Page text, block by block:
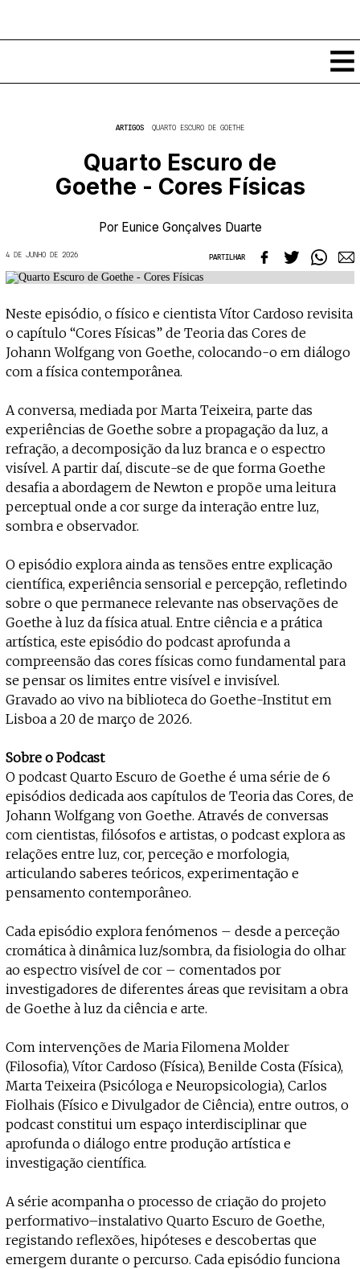
Classificados
Ver todos
Espetáculos
Por Localidade
Locais
Mapa
Submeter Eventos
COFFEELABS
Cursos Curtos
Formadores
Links úteis
Publicações
Sobre
Projecto e Equipa
Estatuto Editorial
Ficha Técnica
Política de privacidade
Contactar
Política de privacidade - App
Coffeelabs Cursos curtos
Mantém viva a cultura independente — apoia o Coffeepaste e ajuda-nos
ARTIGOS QUARTO ESCURO DE GOETHE
Quarto Escuro de
Goethe - Cores Físicas
Por Eunice Gonçalves Duarte
4 DE JUNHO DE 2026 PARTILHAR
Neste episódio, o físico e cientista Vítor Cardoso revisita
o capítulo “Cores Físicas” de Teoria das Cores de
Johann Wolfgang von Goethe, colocando-o em diálogo
com a física contemporânea.
A conversa, mediada por Marta Teixeira, parte das
experiências de Goethe sobre a propagação da luz, a
refração, a decomposição da luz branca e o espectro
visível. A partir daí, discute-se de que forma Goethe
desafia a abordagem de Newton e propõe uma leitura
perceptual onde a cor surge da interação entre luz,
sombra e observador.
O episódio explora ainda as tensões entre explicação
científica, experiência sensorial e percepção, refletindo
sobre o que permanece relevante nas observações de
Goethe à luz da física atual. Entre ciência e a prática
artística, este episódio do podcast aprofunda a
compreensão das cores físicas como fundamental para
se pensar os limites entre visível e invisível.
Gravado ao vivo na biblioteca do Goethe-Institut em
Lisboa a 20 de março de 2026.
Sobre o Podcast
O podcast Quarto Escuro de Goethe é uma série de 6
episódios dedicada aos capítulos de Teoria das Cores, de
Johann Wolfgang von Goethe. Através de conversas
com cientistas, filósofos e artistas, o podcast explora as
relações entre luz, cor, perceção e morfologia,
articulando saberes teóricos, experimentação e
pensamento contemporâneo.
Cada episódio explora fenómenos – desde a perceção
cromática à dinâmica luz/sombra, da fisiologia do olhar
ao espectro visível de cor – comentados por
investigadores de diferentes áreas que revisitam a obra
de Goethe à luz da ciência e arte.
Com intervenções de Maria Filomena Molder
(Filosofia), Vítor Cardoso (Física), Benilde Costa (Física),
Marta Teixeira (Psicóloga e Neuropsicologia), Carlos
Fiolhais (Físico e Divulgador de Ciência), entre outros, o
podcast constitui um espaço interdisciplinar que
aprofunda o diálogo entre produção artística e
investigação científica.
A série acompanha o processo de criação do projeto
performativo–instalativo Quarto Escuro de Goethe,
registando reflexões, hipóteses e descobertas que
emergem durante o percurso. Cada episódio funciona